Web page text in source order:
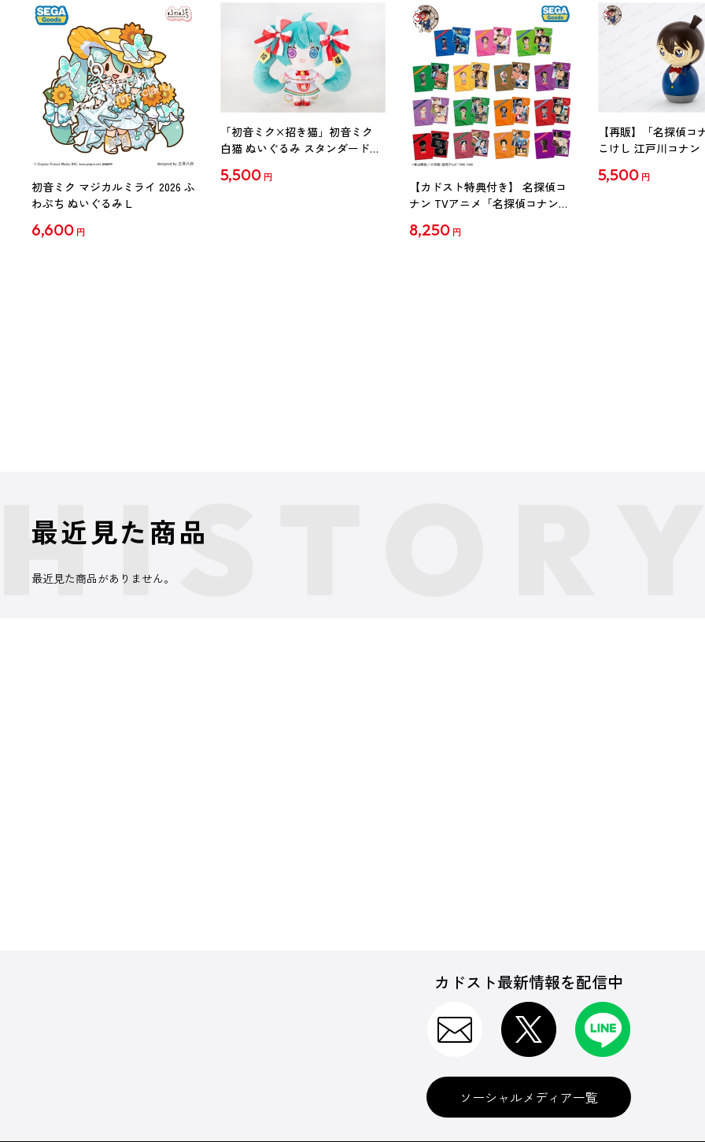
初音ミク マジカルミライ 2026 ふ
わぷち ぬいぐるみ L
6,600 円
「初音ミク×招き猫」初音ミク
白猫 ぬいぐるみ スタンダード
5,500 円
【カドスト特典付き】 名探偵コ
ナン TVアニメ「名探偵コナン」
【1BOX】
8,250 円
【再販】「名探偵コ
こけし 江戸川コナン
5,500 円
最近見た商品
最近見た商品がありません。
カドスト最新情報を配信中
ソーシャルメディア一覧